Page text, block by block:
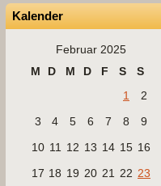
Kalender
Februar 2025
M
D M D F S
S
1
2
3
4 5 6 7 8
9
10 11 12 13 14 15 16
17 18 19 20 21 22 23